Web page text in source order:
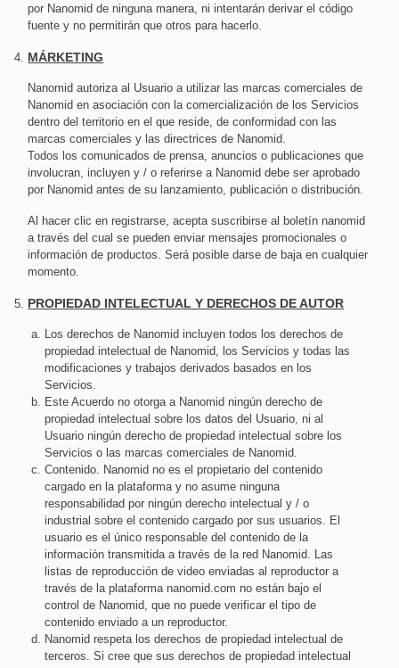
por Nanomid de ninguna manera, ni intentarán derivar el código
fuente y no permitirán que otros para hacerlo.
MÁRKETING
Nanomid autoriza al Usuario a utilizar las marcas comerciales de
Nanomid en asociación con la comercialización de los Servicios
dentro del territorio en el que reside, de conformidad con las
marcas comerciales y las directrices de Nanomid.
Todos los comunicados de prensa, anuncios o publicaciones que
involucran, incluyen y / o referirse a Nanomid debe ser aprobado
por Nanomid antes de su lanzamiento, publicación o distribución.
Al hacer clic en registrarse, acepta suscribirse al boletín nanomid
a través del cual se pueden enviar mensajes promocionales o
información de productos. Será posible darse de baja en cualquier
momento.
PROPIEDAD INTELECTUAL Y DERECHOS DE AUTOR
Los derechos de Nanomid incluyen todos los derechos de
propiedad intelectual de Nanomid, los Servicios y todas las
modificaciones y trabajos derivados basados ​​en los
Servicios.
Este Acuerdo no otorga a Nanomid ningún derecho de
propiedad intelectual sobre los datos del Usuario, ni al
Usuario ningún derecho de propiedad intelectual sobre los
Servicios o las marcas comerciales de Nanomid.
Contenido. Nanomid no es el propietario del contenido
cargado en la plataforma y no asume ninguna
responsabilidad por ningún derecho intelectual y / o
industrial sobre el contenido cargado por sus usuarios. El
usuario es el único responsable del contenido de la
información transmitida a través de la red Nanomid. Las
listas de reproducción de video enviadas al reproductor a
través de la plataforma nanomid.com no están bajo el
control de Nanomid, que no puede verificar el tipo de
contenido enviado a un reproductor.
Nanomid respeta los derechos de propiedad intelectual de
terceros. Si cree que sus derechos de propiedad intelectual